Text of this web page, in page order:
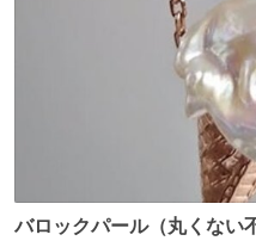
バロックパール（丸くない